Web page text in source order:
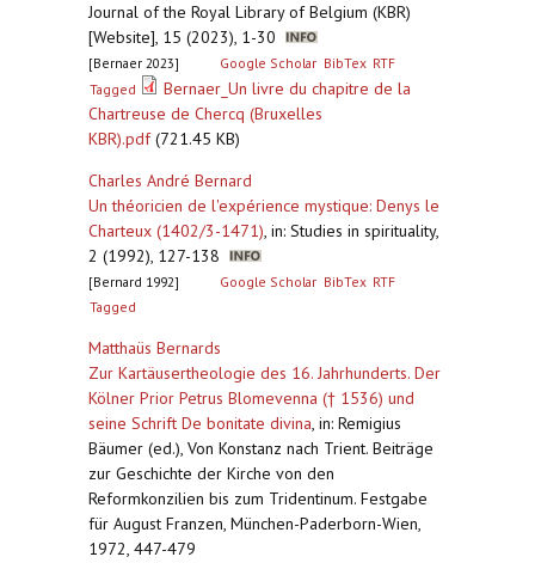
Journal of the Royal Library of Belgium (KBR)
[Website], 15 (2023), 1-30
[Bernaer 2023] Google Scholar BibTex RTF
Tagged
Bernaer_Un livre du chapitre de la
Chartreuse de Chercq (Bruxelles
KBR).pdf(721.45 KB)
Charles André Bernard
Un théoricien de l'expérience mystique: Denys le
Charteux (1402/3-1471), in: Studies in spirituality,
2 (1992), 127-138
[Bernard 1992] Google Scholar BibTex RTF
Tagged
Matthaüs Bernards
Zur Kartäusertheologie des 16. Jahrhunderts. Der
Kölner Prior Petrus Blomevenna († 1536) und
seine Schrift De bonitate divina, in: Remigius
Bäumer (ed.), Von Konstanz nach Trient. Beiträge
zur Geschichte der Kirche von den
Reformkonzilien bis zum Tridentinum. Festgabe
für August Franzen, München-Paderborn-Wien,
1972, 447-479